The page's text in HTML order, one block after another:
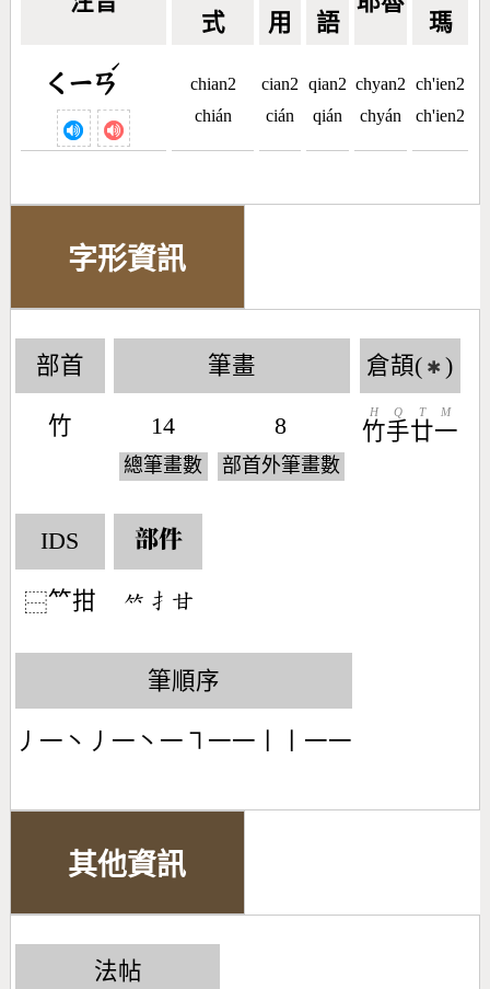
式 用 語 瑪
ㄑㄧㄢ
ˊ
chian2
chián
cian2
cián
qian2
qián
chyan2
chyán
ch'ien2
ch'ien2
字形資訊
部首
竹
筆畫
14
總筆畫數
8
部首外筆畫數
倉頡( ✱ )
竹
H
手
Q
廿
T
一
M
IDS
⿱𥫗拑
部件
󶆆󶃛󶄜
筆順序
丿一丶丿一丶一㇕一一丨丨一一
其他資訊
法帖